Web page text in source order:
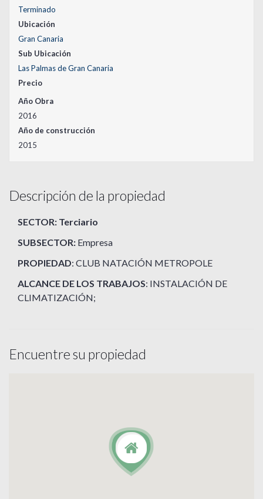
Terminado
Ubicación
Gran Canaria
Sub Ubicación
Las Palmas de Gran Canaria
Precio
Año Obra
2016
Año de construcción
2015
Descripción de la propiedad
SECTOR: Terciario
SUBSECTOR: Empresa
PROPIEDAD: CLUB NATACIÓN METROPOLE
ALCANCE DE LOS TRABAJOS: INSTALACIÓN DE
CLIMATIZACIÓN;
Encuentre su propiedad